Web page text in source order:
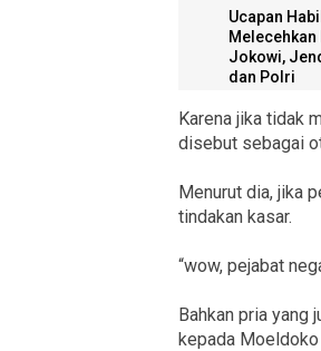
Ucapan
Jokowi,
dan Polri
Karena jika tidak
disebut sebagai
Menurut dia, jika
tindakan kasar.
“wow, pejabat
Bahkan pria yang
kepada Moeldoko